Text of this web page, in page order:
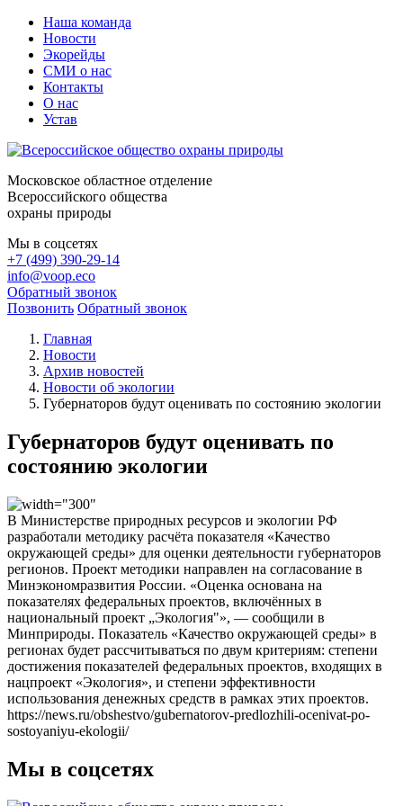
Наша команда
Новости
Экорейды
СМИ о нас
Контакты
О нас
Устав
Московское областное отделение
Всероссийского общества
охраны природы
Мы в соцсетях
+7 (499) 390-29-14
info@voop.eco
Обратный звонок
Позвонить Обратный звонок
Главная
Новости
Архив новостей
Новости об экологии
Губернаторов будут оценивать по состоянию экологии
Губернаторов будут оценивать по
состоянию экологии
В Министерстве природных ресурсов и экологии РФ
разработали методику расчёта показателя «Качество
окружающей среды» для оценки деятельности губернаторов
регионов. Проект методики направлен на согласование в
Минэкономразвития России. «Оценка основана на
показателях федеральных проектов, включённых в
национальный проект „Экология"», — сообщили в
Минприроды. Показатель «Качество окружающей среды» в
регионах будет рассчитываться по двум критериям: степени
достижения показателей федеральных проектов, входящих в
нацпроект «Экология», и степени эффективности
использования денежных средств в рамках этих проектов.
https://news.ru/obshestvo/gubernatorov-predlozhili-ocenivat-po-
sostoyaniyu-ekologii/
Мы в соцсетях